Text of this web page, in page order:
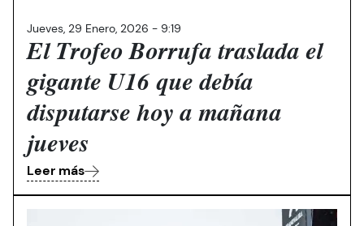
Jueves, 29 Enero, 2026 - 9:19
El Trofeo Borrufa traslada el
gigante U16 que debía
disputarse hoy a mañana
jueves
Leer más